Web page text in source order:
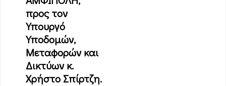
προς τον
Υπουργό
Υποδομών,
Μεταφορών και
Δικτύων κ.
Χρήστο Σπίρτζη.